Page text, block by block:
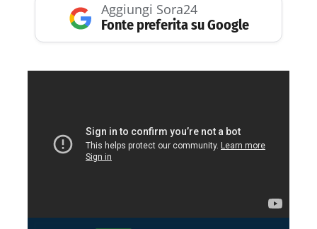
Aggiungi Sora24
Fonte preferita su Google